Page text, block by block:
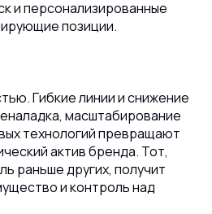
и персонализированные
позиции.
Гибкие линии и снижение
масштабирование
технологий превращают
актив бренда. Тот,
раньше других, получит
и контроль над